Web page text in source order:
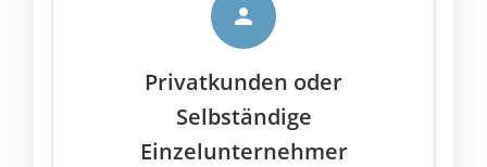
Privatkunden oder
Selbständige
Einzelunternehmer